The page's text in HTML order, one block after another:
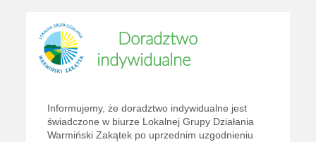
Doradztwo
indywidualne
Informujemy, że doradztwo indywidualne jest
świadczone w biurze Lokalnej Grupy Działania
Warmiński Zakątek po uprzednim uzgodnieniu